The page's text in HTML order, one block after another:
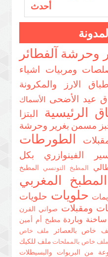
أحدث
وحرشة آلفطائر
ومربيات اشياء
الارز والمكرونة
عيد الأضحى الأسماك
الرئيسية
البتزا
مسمن بغرير وحرشة
الطورطات
الفينوازري بكل
المطبخ التونسي المطبخ
المطبخ المغربي
حلويات حلويات
ومقبلات صواني الفرن
وباردة مطبخ أم أمين
خاص بالعصائر
ملف خاص
ملف خاص بالمملحات ملف للكيك
من البريوات والبسيطلات